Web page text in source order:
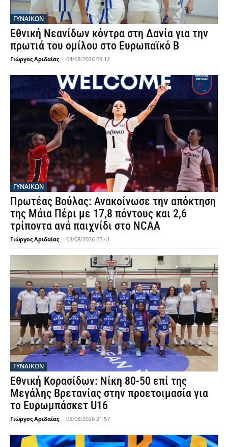
ΓΥΝΑΙΚΩΝ
Εθνική Νεανίδων κόντρα στη Δανία για την
πρωτιά του ομίλου στο Ευρωπαϊκό Β
Γιώργος Αριδαίας - 04/08/2026 09:12
ΓΥΝΑΙΚΩΝ
Πρωτέας Βούλας: Ανακοίνωσε την απόκτηση
της Μάια Πέρι με 17,8 πόντους και 2,6
τρίποντα ανά παιχνίδι στο NCAA
Γιώργος Αριδαίας - 03/08/2026 22:41
ΓΥΝΑΙΚΩΝ
Εθνική Κορασίδων: Νίκη 80-50 επί της
Μεγάλης Βρετανίας στην προετοιμασία για
το Ευρωμπάσκετ U16
Γιώργος Αριδαίας - 03/08/2026 21:57